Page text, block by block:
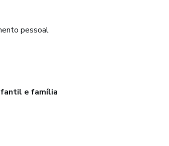
pessoal
e família